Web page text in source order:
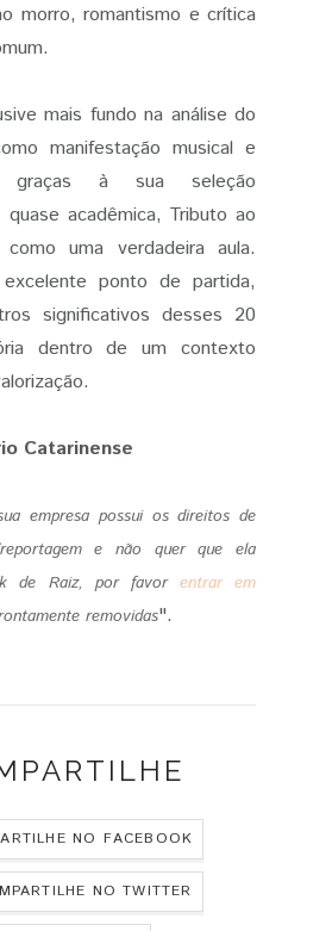
morro, romantismo e crítica
mais fundo na análise do
manifestação musical e
graças à sua seleção
acadêmica, Tributo ao
como uma verdadeira aula.
ponto de partida,
significativos desses 20
dentro de um contexto
Catarinense
empresa possui os direitos de
reportagem e não quer que ela
de Raiz, por favor entrar em
removidas".
NO FACEBOOK
NO TWITTER